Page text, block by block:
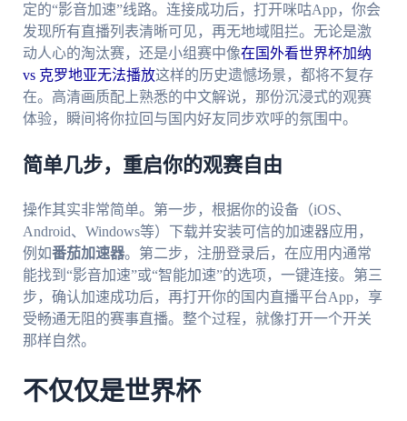
定的“影音加速”线路。连接成功后，打开咪咕App，你会
发现所有直播列表清晰可见，再无地域阻拦。无论是激
动人心的淘汰赛，还是小组赛中像在国外看世界杯加纳
vs 克罗地亚无法播放这样的历史遗憾场景，都将不复存
在。高清画质配上熟悉的中文解说，那份沉浸式的观赛
体验，瞬间将你拉回与国内好友同步欢呼的氛围中。
简单几步，重启你的观赛自由
操作其实非常简单。第一步，根据你的设备（iOS、
Android、Windows等）下载并安装可信的加速器应用，
例如番茄加速器。第二步，注册登录后，在应用内通常
能找到“影音加速”或“智能加速”的选项，一键连接。第三
步，确认加速成功后，再打开你的国内直播平台App，享
受畅通无阻的赛事直播。整个过程，就像打开一个开关
那样自然。
不仅仅是世界杯